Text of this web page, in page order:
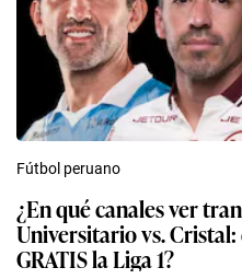
Fútbol peruano
¿En qué canales ver
Universitario vs.
GRATIS la Liga 1?